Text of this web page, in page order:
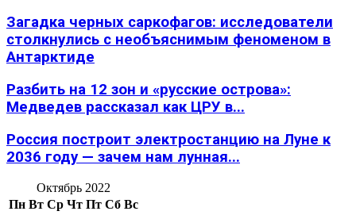
Загадка черных саркофагов: исследователи
столкнулись с необъяснимым феноменом в
Антарктиде
Разбить на 12 зон и «русские острова»:
Медведев рассказал как ЦРУ в...
Россия построит электростанцию на Луне к
2036 году — зачем нам лунная...
Октябрь 2022
Пн Вт Ср Чт Пт Сб Вс